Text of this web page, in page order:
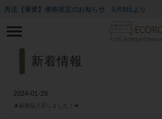
再送【重要】価格改定のお知らせ 5月8日より
新着情報
2024-01-29
★新商品入荷しました！★